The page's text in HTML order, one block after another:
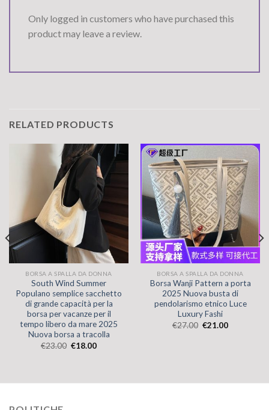
Only logged in customers who have purchased this
product may leave a review.
RELATED PRODUCTS
BORSA A SPALLA DA DONNA
South Wind Summer
Populano semplice sacchetto
di grande capacità per la
borsa per vacanze per il
tempo libero da mare 2025
Nuova borsa a tracolla
€23.00 €18.00
BORSA A SPALLA DA DONNA
Borsa Wanji Pattern a porta
2025 Nuova busta di
pendolarismo etnico Luce
Luxury Fashi
€27.00 €21.00